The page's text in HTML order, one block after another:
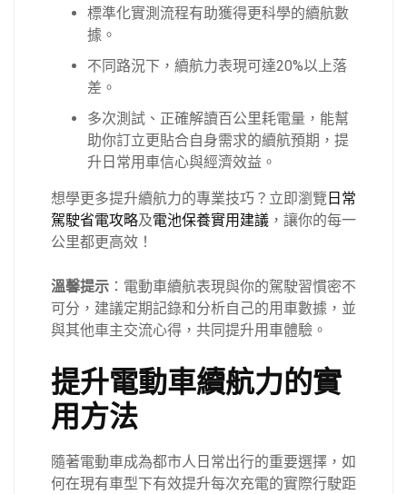
標準化實測流程有助獲得更科學的續航數
據。
不同路況下，續航力表現可達20%以上落
差。
多次測試、正確解讀百公里耗電量，能幫
助你訂立更貼合自身需求的續航預期，提
升日常用車信心與經濟效益。
想學更多提升續航力的專業技巧？立即瀏覽 日常
駕駛省電攻略及電池保養實用建議 ，讓你的每一
公里都更高效！
溫馨提示 ：電動車續航表現與你的駕駛習慣密不
可分，建議定期記錄和分析自己的用車數據，並
與其他車主交流心得，共同提升用車體驗。
提升電動車續航力的實
用方法
隨著電動車成為都市人日常出行的重要選擇，如
何在現有車型下有效提升每次充電的實際行駛距